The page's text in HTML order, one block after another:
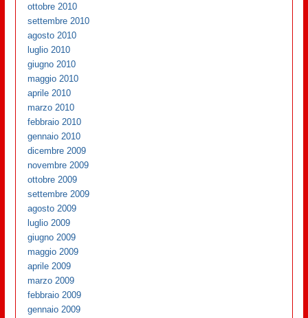
ottobre 2010
settembre 2010
agosto 2010
luglio 2010
giugno 2010
maggio 2010
aprile 2010
marzo 2010
febbraio 2010
gennaio 2010
dicembre 2009
novembre 2009
ottobre 2009
settembre 2009
agosto 2009
luglio 2009
giugno 2009
maggio 2009
aprile 2009
marzo 2009
febbraio 2009
gennaio 2009